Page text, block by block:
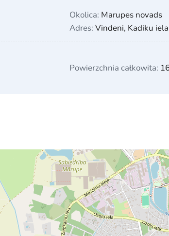
Okolica: Marupes novads
Adres: Vindeni, Kadiku
Powierzchnia całkowita: